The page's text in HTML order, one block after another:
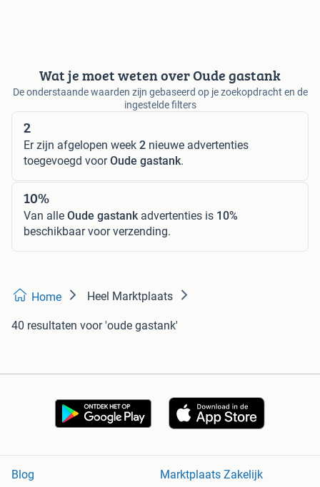
Wat je moet weten over Oude gastank
De onderstaande waarden zijn gebaseerd op je zoekopdracht en de
ingestelde filters
2
Er zijn afgelopen week 2 nieuwe advertenties
toegevoegd voorOude gastank.
10%
Van alle Oude gastankadvertenties is 10%
beschikbaar voor verzending.
Home Heel Marktplaats
40 resultaten voor 'oude gastank'
Blog
Marktplaats Zakelijk